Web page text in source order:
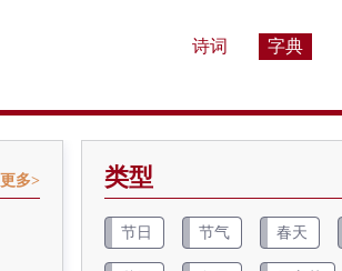
诗词 字典
更多> 类型
节日 节气 春天